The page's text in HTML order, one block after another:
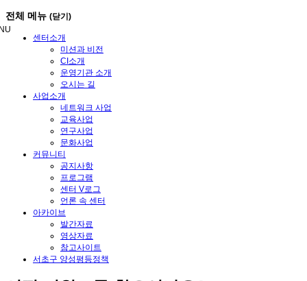
메
뉴
전체 메뉴 (닫기)
센터소개
미션과 비전
CI소개
운영기관 소개
오시는 길
사업소개
네트워크 사업
교육사업
연구사업
문화사업
커뮤니티
공지사항
프로그램
센터 V로그
언론 속 센터
아카이브
발간자료
영상자료
참고사이트
서초구 양성평등정책